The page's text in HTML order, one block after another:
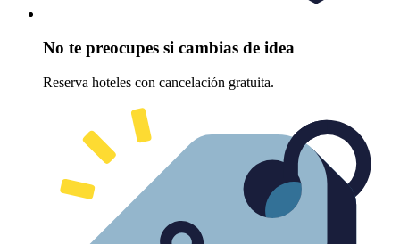
No te preocupes si cambias de idea
Reserva hoteles con cancelación gratuita.